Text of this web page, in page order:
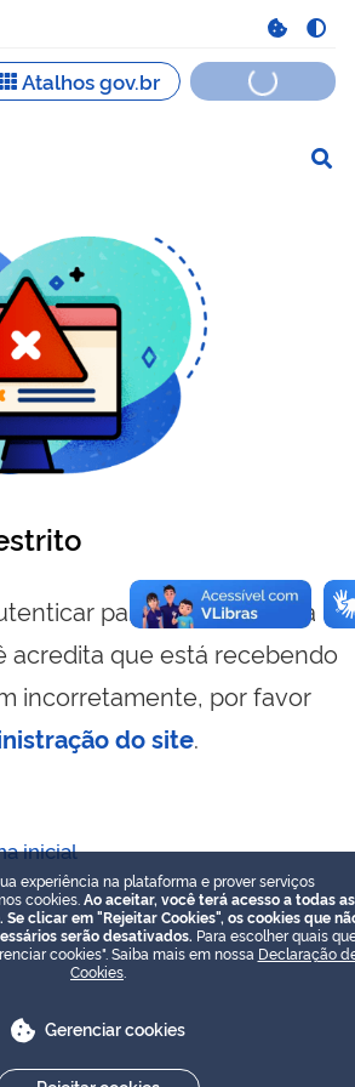
de navegação
para visualizar essa
acredita que está recebendo
incorretamente, por favor
do site.
inicial
experiência na plataforma e prover serviços
cookies. Ao aceitar, você terá acesso a todas as
clicar em "Rejeitar Cookies", os cookies que
serão desativados. Para escolher quais
cookies". Saiba mais em nossa Declaração
Cookies
Gerenciar cookies